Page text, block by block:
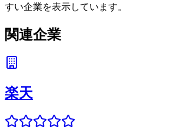
すい企業を表示しています。
関連企業
楽天